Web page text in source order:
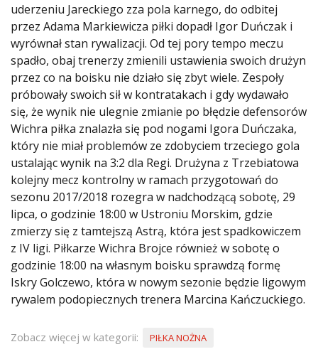
uderzeniu Jareckiego zza pola karnego, do odbitej
przez Adama Markiewicza piłki dopadł Igor Duńczak i
wyrównał stan rywalizacji. Od tej pory tempo meczu
spadło, obaj trenerzy zmienili ustawienia swoich drużyn
przez co na boisku nie działo się zbyt wiele. Zespoły
próbowały swoich sił w kontratakach i gdy wydawało
się, że wynik nie ulegnie zmianie po błędzie defensorów
Wichra piłka znalazła się pod nogami Igora Duńczaka,
który nie miał problemów ze zdobyciem trzeciego gola
ustalając wynik na 3:2 dla Regi. Drużyna z Trzebiatowa
kolejny mecz kontrolny w ramach przygotowań do
sezonu 2017/2018 rozegra w nadchodzącą sobotę, 29
lipca, o godzinie 18:00 w Ustroniu Morskim, gdzie
zmierzy się z tamtejszą Astrą, która jest spadkowiczem
z IV ligi. Piłkarze Wichra Brojce również w sobotę o
godzinie 18:00 na własnym boisku sprawdzą formę
Iskry Golczewo, która w nowym sezonie będzie ligowym
rywalem podopiecznych trenera Marcina Kańczuckiego.
Zobacz więcej w kategorii: PIŁKA NOŻNA